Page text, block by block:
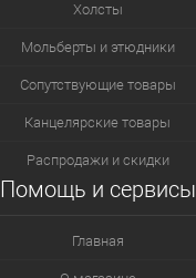
Холсты
Мольберты и этюдники
Сопутствующие товары
Канцелярские товары
Распродажи и скидки
Помощь и сервисы
Главная